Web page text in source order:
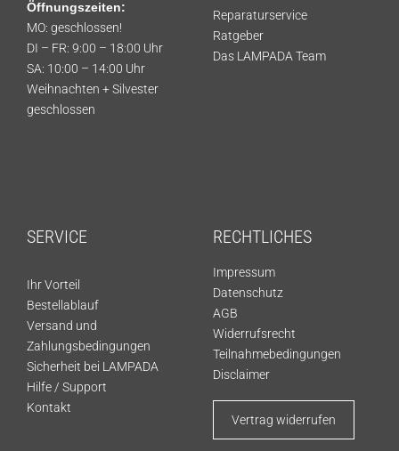
Öffnungszeiten:
MO: geschlossen!
DI – FR: 9:00 – 18:00 Uhr
SA: 10:00 – 14:00 Uhr
Weihnachten + Silvester
geschlossen
Reparaturservice
Ratgeber
Das LAMPADA Team
SERVICE
Ihr Vorteil
Bestellablauf
Versand und
Zahlungsbedingungen
Sicherheit bei LAMPADA
Hilfe / Support
Kontakt
RECHTLICHES
Impressum
Datenschutz
AGB
Widerrufsrecht
Teilnahmebedingungen
Disclaimer
Vertrag widerrufen